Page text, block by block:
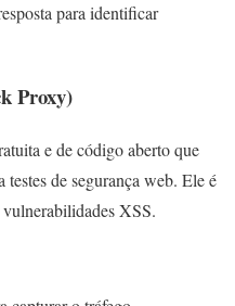
para identificar
Proxy)
e de código aberto que
de segurança web. Ele é
XSS.